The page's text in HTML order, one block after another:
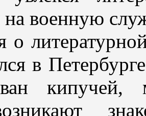
на военную
о
в
кипучей,